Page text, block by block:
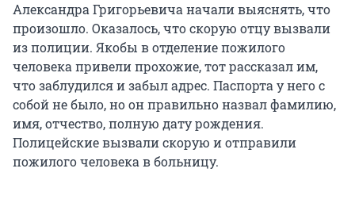
Александра Григорьевича начали выяснять, что
произошло. Оказалось, что скорую отцу вызвали
из полиции. Якобы в отделение пожилого
человека привели прохожие, тот рассказал им,
что заблудился и забыл адрес. Паспорта у него с
собой не было, но он правильно назвал фамилию,
имя, отчество, полную дату рождения.
Полицейские вызвали скорую и отправили
пожилого человека в больницу.